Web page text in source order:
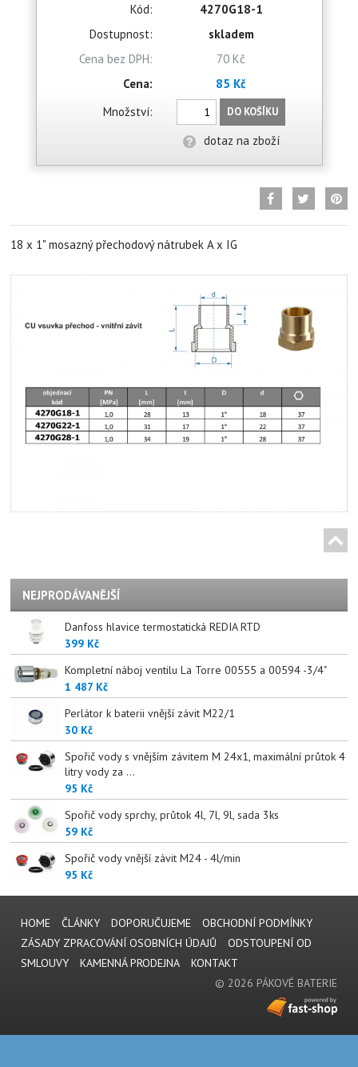
Kód:
4270G18-1
Dostupnost:
skladem
Cena bez DPH:
70 Kč
Cena:
85 Kč
Množství:
DO KOŠÍKU
dotaz na zboží
18 x 1" mosazný přechodový nátrubek A x IG
NEJPRODÁVANĚJŠÍ
Danfoss hlavice termostatická REDIA RTD
399 Kč
Kompletní náboj ventilu La Torre 00555 a 00594 -3/4"
1 487 Kč
Perlátor k baterii vnější závit M22/1
30 Kč
Spořič vody s vnějším závitem M 24x1, maximální průtok 4
litry vody za ...
95 Kč
Spořič vody sprchy, průtok 4l, 7l, 9l, sada 3ks
59 Kč
Spořič vody vnější závit M24 - 4l/min
95 Kč
HOME ČLÁNKY DOPORUČUJEME
OBCHODNÍ PODMÍNKY
ZÁSADY ZPRACOVÁNÍ OSOBNÍCH ÚDAJŮ
ODSTOUPENÍ OD
SMLOUVY
KAMENNÁ PRODEJNA
KONTAKT
© 2026 PÁKOVÉ BATERIE